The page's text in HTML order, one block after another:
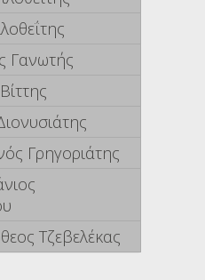
Γανωτής
Γρηγοριάτης
Τζεβελέκας